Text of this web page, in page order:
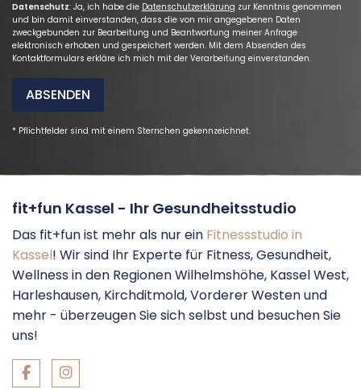
Datenschutz: Ja, ich habe die Datenschutzerklärung zur Kenntnis genommen
und bin damit einverstanden, dass die von mir angegebenen Daten
zweckgebunden zur Bearbeitung und Beantwortung meiner Anfrage
elektronisch erhoben und gespeichert werden. Mit dem Absenden des
Kontaktformulars erkläre ich mich mit der Verarbeitung einverstanden.
ABSENDEN
* Pflichtfelder sind mit einem Sternchen gekennzeichnet.
fit+fun Kassel - Ihr Gesundheitsstudio
Das fit+fun ist mehr als nur ein Fitnessstudio in
Kassel! Wir sind Ihr Experte für Fitness, Gesundheit,
Wellness in den Regionen Wilhelmshöhe, Kassel West,
Harleshausen, Kirchditmold, Vorderer Westen und
mehr - überzeugen Sie sich selbst und besuchen Sie
uns!